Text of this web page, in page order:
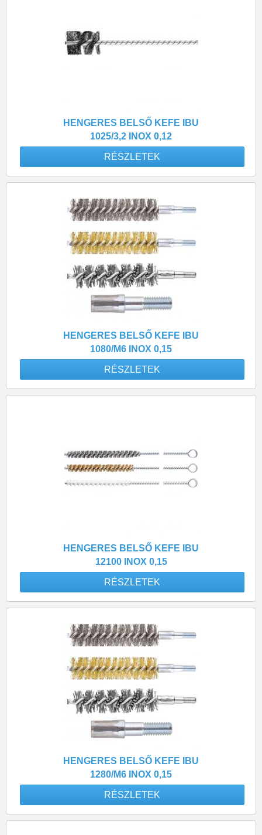
HENGERES BELSŐ KEFE IBU
1025/3,2 INOX 0,12
RÉSZLETEK
HENGERES BELSŐ KEFE IBU
1080/M6 INOX 0,15
RÉSZLETEK
HENGERES BELSŐ KEFE IBU
12100 INOX 0,15
RÉSZLETEK
HENGERES BELSŐ KEFE IBU
1280/M6 INOX 0,15
RÉSZLETEK